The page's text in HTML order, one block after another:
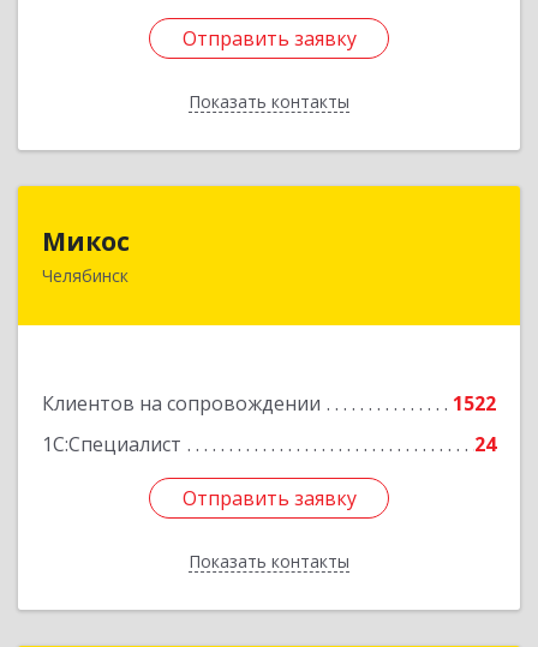
Отправить заявку
Показать контакты
Отправить заявку
Назад
Микос
Челябинск
Клиентов на сопровождении
1522
1С:Специалист
24
Отправить заявку
Показать контакты
Отправить заявку
Назад